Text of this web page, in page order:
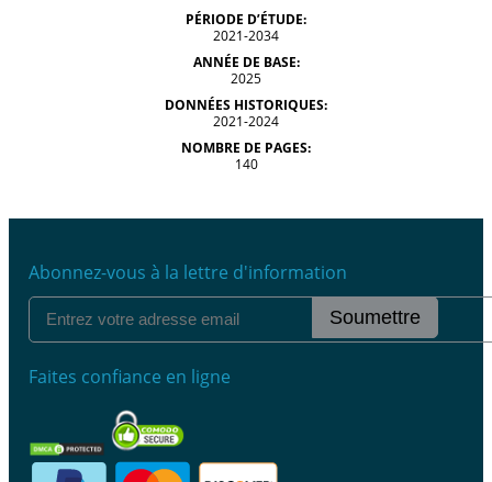
PÉRIODE D’ÉTUDE:
2021-2034
ANNÉE DE BASE:
2025
DONNÉES HISTORIQUES:
2021-2024
NOMBRE DE PAGES:
140
Abonnez-vous à la lettre d'information
Soumettre
Faites confiance en ligne